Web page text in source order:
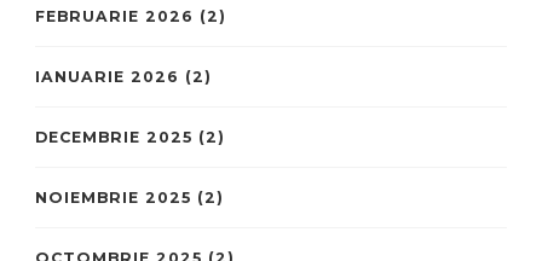
FEBRUARIE 2026 (2)
IANUARIE 2026 (2)
DECEMBRIE 2025 (2)
NOIEMBRIE 2025 (2)